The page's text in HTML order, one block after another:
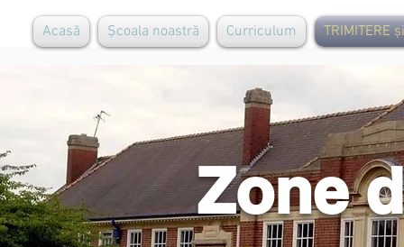
Acasă Școala noastră Curriculum TRIMITERE
Zone